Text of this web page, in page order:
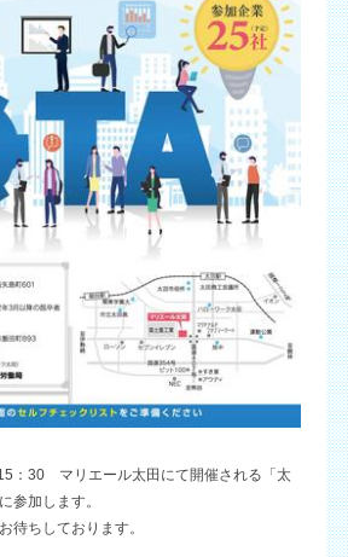
：30 マリエール太田にて開催される「太
参加します。
待ちしております。